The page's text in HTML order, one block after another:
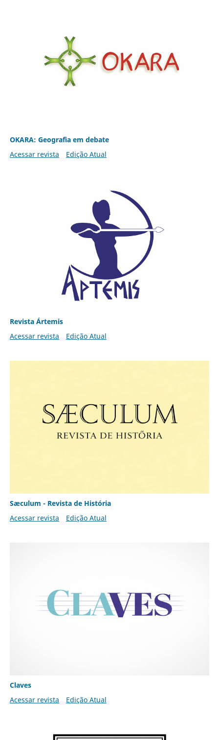
OKARA: Geografia em debate
Acessar revista
Edição Atual
Revista Ártemis
Acessar revista
Edição Atual
Sæculum - Revista de História
Acessar revista
Edição Atual
Claves
Acessar revista
Edição Atual